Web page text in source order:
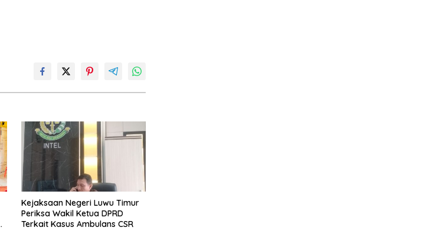
Kejaksaan Negeri Luwu Timur
Periksa Wakil Ketua DPRD
Terkait Kasus Ambulans CSR